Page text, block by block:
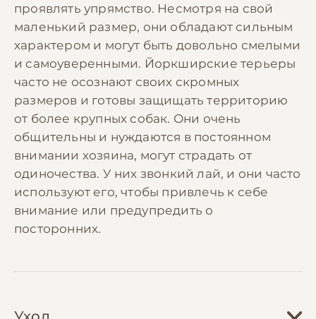
проявлять упрямство. Несмотря на свой
маленький размер, они обладают сильным
характером и могут быть довольно смелыми
и самоуверенными. Йоркширские терьеры
часто не осознают своих скромных
размеров и готовы защищать территорию
от более крупных собак. Они очень
общительны и нуждаются в постоянном
внимании хозяина, могут страдать от
одиночества. У них звонкий лай, и они часто
используют его, чтобы привлечь к себе
внимание или предупредить о
посторонних.